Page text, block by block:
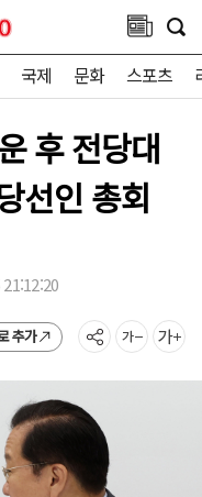
국제 문화 스포츠
후 전당대
선인 총회
추가